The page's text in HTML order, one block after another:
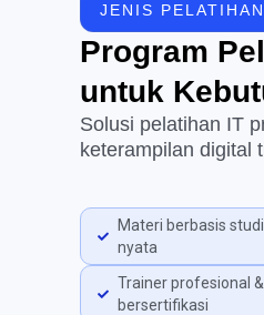
JENIS PELATIHAN
Program
untuk
Solusi pelatihan IT
keterampilan digital
Materi berbasis
nyata
Trainer profesional &
bersertifikasi